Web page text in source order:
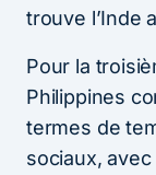
trouve l’Inde
Pour la
Philippines
termes de
sociaux,